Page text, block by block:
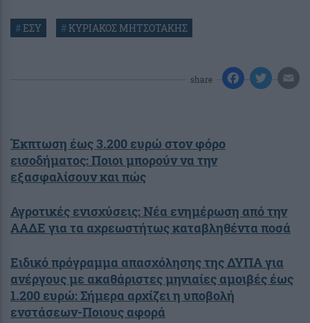
#ΕΣΥ #ΚΥΡΙΑΚΟΣ ΜΗΤΣΟΤΑΚΗΣ
share
Έκπτωση έως 3.200 ευρώ στον φόρο
εισοδήματος: Ποιοι μπορούν να την
εξασφαλίσουν και πώς
Αγροτικές ενισχύσεις: Νέα ενημέρωση από την
ΑΑΔΕ για τα αχρεωστήτως καταβληθέντα ποσά
Ειδικό πρόγραμμα απασχόλησης της ΔΥΠΑ για
ανέργους με ακαθάριστες μηνιαίες αμοιβές έως
1.200 ευρώ: Σήμερα αρχίζει η υποβολή
ενστάσεων-Ποιους αφορά